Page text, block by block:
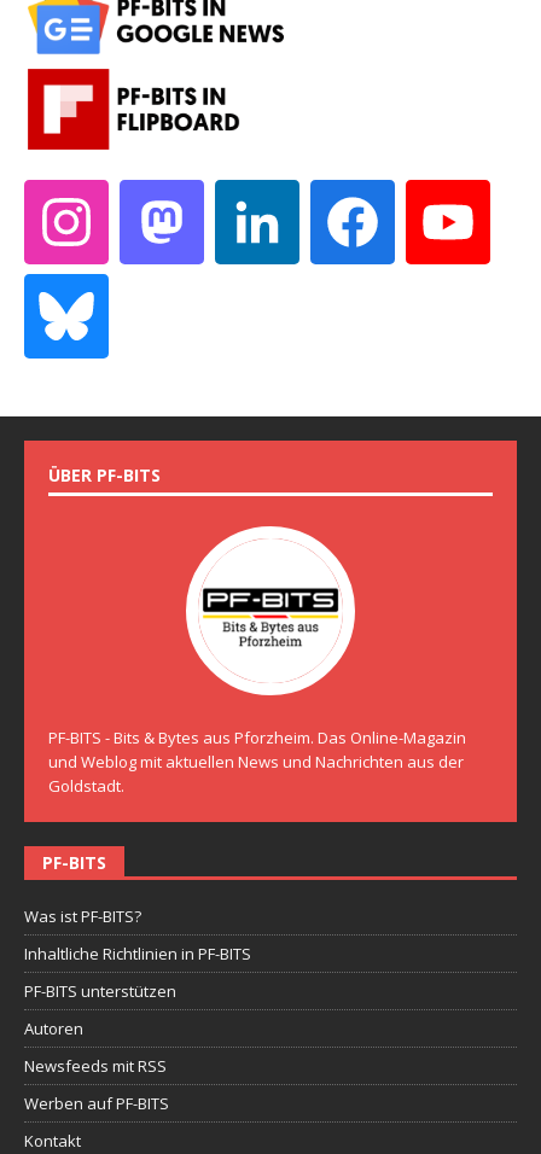
ÜBER PF-BITS
PF-BITS - Bits & Bytes aus Pforzheim. Das Online-Magazin
und Weblog mit aktuellen News und Nachrichten aus der
Goldstadt.
PF-BITS
Was ist PF-BITS?
Inhaltliche Richtlinien in PF-BITS
PF-BITS unterstützen
Autoren
Newsfeeds mit RSS
Werben auf PF-BITS
Kontakt